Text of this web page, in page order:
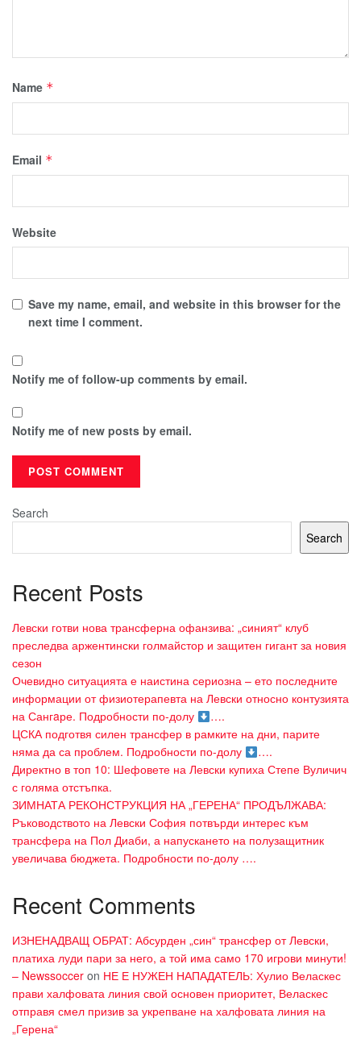
Name *
Email *
Website
Save my name, email, and website in this browser for the
next time I comment.
Notify me of follow-up comments by email.
Notify me of new posts by email.
Search
Search
Recent Posts
Левски готви нова трансферна офанзива: „синият“ клуб
преследва аржентински голмайстор и защитен гигант за новия
сезон
Очевидно ситуацията е наистина сериозна – ето последните
информации от физиотерапевта на Левски относно контузията
на Сангaре. Подробности по-долу
….
ЦСКА подготвя силен трансфер в рамките на дни, парите
няма да са проблем. Подробности по-долу
….
Директно в топ 10: Шефовете на Левски купиха Степе Вуличич
с голяма отстъпка.
ЗИМНАТА РЕКОНСТРУКЦИЯ НА „ГЕРЕНА“ ПРОДЪЛЖАВА:
Ръководството на Левски София потвърди интерес към
трансфера на Пол Диаби, а напускането на полузащитник
увеличава бюджета. Подробности по-долу ….
Recent Comments
ИЗНЕНАДВАЩ ОБРАТ: Абсурден „син“ трансфер от Левски,
платиха луди пари за него, а той има само 170 игрови минути!
– Newssoccer on НЕ Е НУЖЕН НАПАДАТЕЛЬ: Хулио Веласкес
прави халфовата линия свой основен приоритет, Веласкес
отправя смел призив за укрепване на халфовата линия на
„Герена“